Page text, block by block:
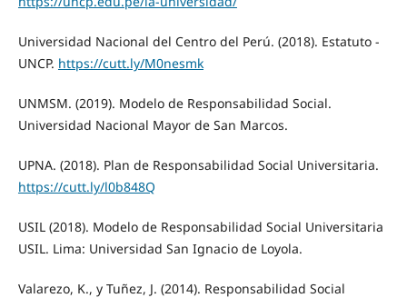
Universidad Nacional del Centro del Perú. (2018). Estatuto -
UNCP. https://cutt.ly/M0nesmk
UNMSM. (2019). Modelo de Responsabilidad Social.
Universidad Nacional Mayor de San Marcos.
UPNA. (2018). Plan de Responsabilidad Social Universitaria.
https://cutt.ly/l0b848Q
USIL (2018). Modelo de Responsabilidad Social Universitaria
USIL. Lima: Universidad San Ignacio de Loyola.
Valarezo, K., y Tuñez, J. (2014). Responsabilidad Social